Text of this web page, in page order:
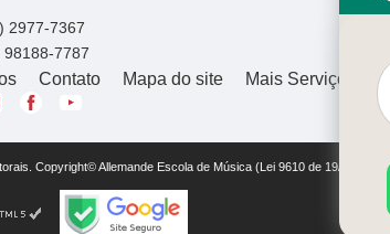
2977-7367
98188-7787
Contato Mapa do site Mais Serviços
Copyright© Allemande Escola de Música (Lei 9610 de 19/02/1998)